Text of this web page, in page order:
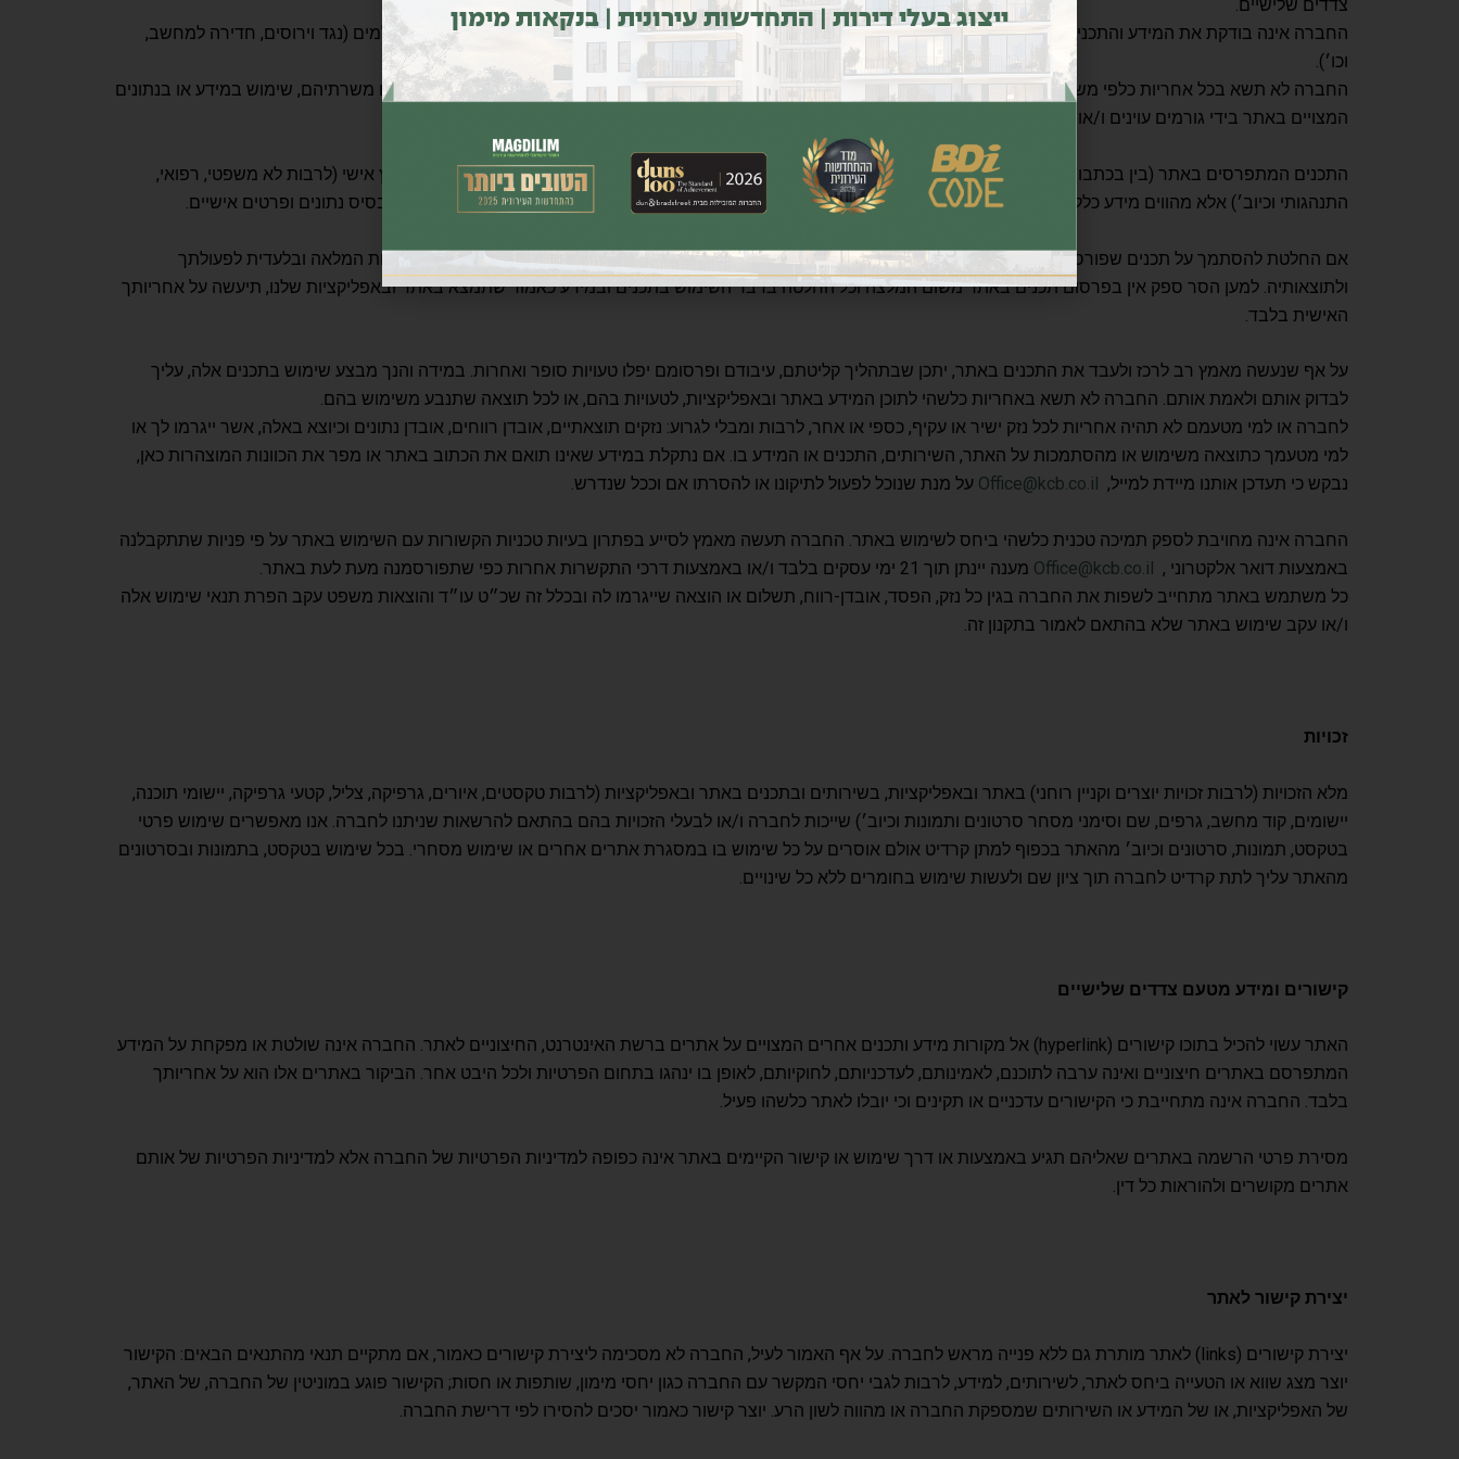
צדדים שלישיים.
החברה אינה בודקת את המידע והתכנים שעוברים ברשת, למעט למטרות הגנה על הרשת שלה. לכן, באחריותך לנקוט באמצעי אבטחה הולמים (נגד וירוסים, חדירה למחשב,
וכו׳).
החברה לא תשא בכל אחריות כלפי משתמשי האתר בגין מקרה פריצה למסד הנתונים של האתר לרבות ספקי משנה, גניבת מידע או נתונים משרתיהם, שימוש במידע או בנתונים
המצויים באתר בידי גורמים עוינים ו/או בלתי מורשים לרבות עשיית שימוש במידע הקשור לגולשי האתר ולפרטיהם האישיים.
התכנים המתפרסים באתר (בין בכתבות, במאמרים, בתגובות, בלוג, בפורומים, בקבוצות דיון ובפרסומים אחרים כלשהם) אינם מהווים ייעוץ אישי (לרבות לא משפטי, רפואי,
התנהגותי וכיוב׳) אלא מהווים מידע כללי בלבד. לקבלת ייעוץ אישי לך יש לפנות לאיש מקצוע מתאים אשר יספק לך ייעוץ מותאם אישית על בסיס נתונים ופרטים אישיים.
אם החלטת להסתמך על תכנים שפורסמו באתר, או לפעול על פיהם, או הנך שוקל לבצע פעולות כלשהן על סמך התכנים, חלה עליך האחריות המלאה ובלעדית לפעולתך
ולתוצאותיה. למען הסר ספק אין בפרסום תכנים באתר משום המלצה וכל החלטה בדבר השימוש בתכנים ובמידע כאמור שתמצא באתר ובאפליקציות שלנו, תיעשה על אחריותך
האישית בלבד.
על אף שנעשה מאמץ רב לרכז ולעבד את התכנים באתר, יתכן שבתהליך קליטתם, עיבודם ופרסומם יפלו טעויות סופר ואחרות. במידה והנך מבצע שימוש בתכנים אלה, עליך
לבדוק אותם ולאמת אותם. החברה לא תשא באחריות כלשהי לתוכן המידע באתר ובאפליקציות, לטעויות בהם, או לכל תוצאה שתנבע משימוש בהם.
לחברה או למי מטעמם לא תהיה אחריות לכל נזק ישיר או עקיף, כספי או אחר, לרבות ומבלי לגרוע: נזקים תוצאתיים, אובדן רווחים, אובדן נתונים וכיוצא באלה, אשר ייגרמו לך או
למי מטעמך כתוצאה משימוש או מהסתמכות על האתר, השירותים, התכנים או המידע בו. אם נתקלת במידע שאינו תואם את הכתוב באתר או מפר את הכוונות המוצהרות כאן,
נבקש כי תעדכן אותנו מיידת למייל,
Office@kcb.co.il על מנת שנוכל לפעול לתיקונו או להסרתו אם וככל שנדרש.
החברה אינה מחויבת לספק תמיכה טכנית כלשהי ביחס לשימוש באתר. החברה תעשה מאמץ לסייע בפתרון בעיות טכניות הקשורות עם השימוש באתר על פי פניות שתתקבלנה
באמצעות דואר אלקטרוני , Office@kcb.co.il מענה יינתן תוך 21 ימי עסקים בלבד ו/או באמצעות דרכי התקשרות אחרות כפי שתפורסמנה מעת לעת באתר.
כל משתמש באתר מתחייב לשפות את החברה בגין כל נזק, הפסד, אובדן-רווח, תשלום או הוצאה שייגרמו לה ובכלל זה שכ״ט עו״ד והוצאות משפט עקב הפרת תנאי שימוש אלה
ו/או עקב שימוש באתר שלא בהתאם לאמור בתקנון זה.
זכויות
מלא הזכויות (לרבות זכויות יוצרים וקניין רוחני) באתר ובאפליקציות, בשירותים ובתכנים באתר ובאפליקציות (לרבות טקסטים, איורים, גרפיקה, צליל, קטעי גרפיקה, יישומי תוכנה,
יישומים, קוד מחשב, גרפים, שם וסימני מסחר סרטונים ותמונות וכיוב׳) שייכות לחברה ו/או לבעלי הזכויות בהם בהתאם להרשאות שניתנו לחברה. אנו מאפשרים שימוש פרטי
בטקסט, תמונות, סרטונים וכיוב׳ מהאתר בכפוף למתן קרדיט אולם אוסרים על כל שימוש בו במסגרת אתרים אחרים או שימוש מסחרי. בכל שימוש בטקסט, בתמונות ובסרטונים
מהאתר עליך לתת קרדיט לחברה תוך ציון שם ולעשות שימוש בחומרים ללא כל שינויים.
קישורים ומידע מטעם צדדים שלישיים
האתר עשוי להכיל בתוכו קישורים (hyperlink) אל מקורות מידע ותכנים אחרים המצויים על אתרים ברשת האינטרנט, החיצוניים לאתר. החברה אינה שולטת או מפקחת על המידע
המתפרסם באתרים חיצוניים ואינה ערבה לתוכנם, לאמינותם, לעדכניותם, לחוקיותם, לאופן בו ינהגו בתחום הפרטיות ולכל היבט אחר. הביקור באתרים אלו הוא על אחריותך
בלבד. החברה אינה מתחייבת כי הקישורים עדכניים או תקינים וכי יובלו לאתר כלשהו פעיל.
מסירת פרטי הרשמה באתרים שאליהם תגיע באמצעות או דרך שימוש או קישור הקיימים באתר אינה כפופה למדיניות הפרטיות של החברה אלא למדיניות הפרטיות של אותם
אתרים מקושרים ולהוראות כל דין.
יצירת קישור לאתר
יצירת קישורים (links) לאתר מותרת גם ללא פנייה מראש לחברה. על אף האמור לעיל, החברה לא מסכימה ליצירת קישורים כאמור, אם מתקיים תנאי מהתנאים הבאים: הקישור
יוצר מצג שווא או הטעייה ביחס לאתר, לשירותים, למידע, לרבות לגבי יחסי המקשר עם החברה כגון יחסי מימון, שותפות או חסות; הקישור פוגע במוניטין של החברה, של האתר,
של האפליקציות, או של המידע או השירותים שמספקת החברה או מהווה לשון הרע. יוצר קישור כאמור יסכים להסירו לפי דרישת החברה.
ייצוג בעלי דירות | התחדשות עירונית | בנקאות מימון